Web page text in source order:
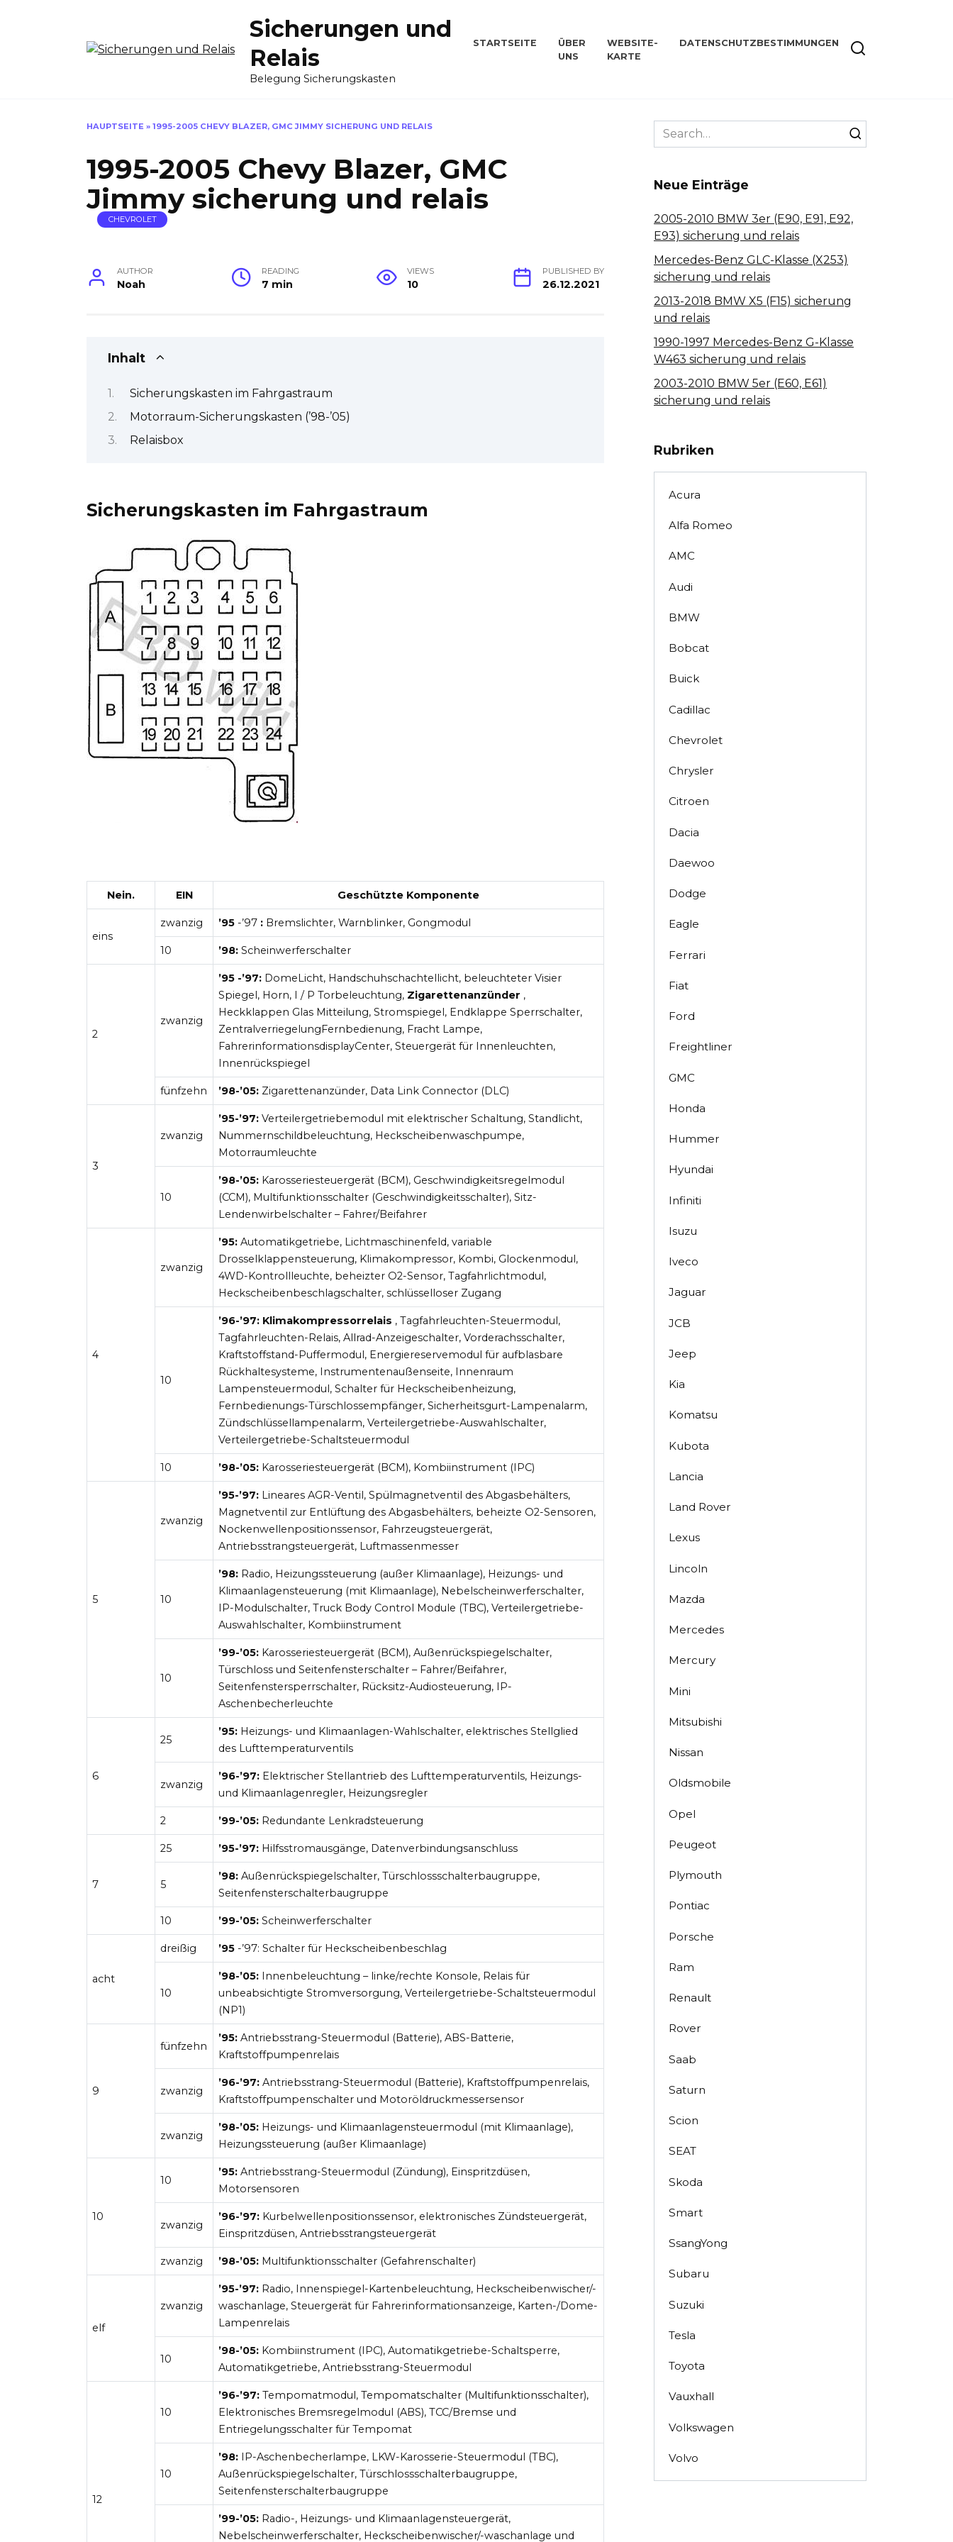
Sicherungen und
Relais
Belegung Sicherungskasten
STARTSEITE
ÜBER
UNS
WEBSITE-
KARTE
DATENSCHUTZBESTIMMUNGEN
HAUPTSEITE » 1995-2005 CHEVY BLAZER, GMC JIMMY SICHERUNG UND RELAIS
1995-2005 Chevy Blazer, GMC
Jimmy sicherung und relais
CHEVROLET
AUTHOR
Noah
READING
7 min
VIEWS
10
PUBLISHED BY
26.12.2021
Inhalt
Sicherungskasten im Fahrgastraum
Motorraum-Sicherungskasten (’98-’05)
Relaisbox
Sicherungskasten im Fahrgastraum
Nein. EIN Geschützte Komponente
eins
zwanzig ’95 -’97 : Bremslichter, Warnblinker, Gongmodul
10 ’98: Scheinwerferschalter
2
zwanzig
’95 -’97: DomeLicht, Handschuhschachtellicht, beleuchteter Visier
Spiegel, Horn, I / P Torbeleuchtung, Zigarettenanzünder ,
Heckklappen Glas Mitteilung, Stromspiegel, Endklappe Sperrschalter,
ZentralverriegelungFernbedienung, Fracht Lampe,
FahrerinformationsdisplayCenter, Steuergerät für Innenleuchten,
Innenrückspiegel
fünfzehn ’98-’05: Zigarettenanzünder, Data Link Connector (DLC)
3
zwanzig
’95-’97: Verteilergetriebemodul mit elektrischer Schaltung, Standlicht,
Nummernschildbeleuchtung, Heckscheibenwaschpumpe,
Motorraumleuchte
10
’98-’05: Karosseriesteuergerät (BCM), Geschwindigkeitsregelmodul
(CCM), Multifunktionsschalter (Geschwindigkeitsschalter), Sitz-
Lendenwirbelschalter – Fahrer/Beifahrer
4
zwanzig
’95: Automatikgetriebe, Lichtmaschinenfeld, variable
Drosselklappensteuerung, Klimakompressor, Kombi, Glockenmodul,
4WD-Kontrollleuchte, beheizter O2-Sensor, Tagfahrlichtmodul,
Heckscheibenbeschlagschalter, schlüsselloser Zugang
10
’96-’97: Klimakompressorrelais , Tagfahrleuchten-Steuermodul,
Tagfahrleuchten-Relais, Allrad-Anzeigeschalter, Vorderachsschalter,
Kraftstoffstand-Puffermodul, Energiereservemodul für aufblasbare
Rückhaltesysteme, Instrumentenaußenseite, Innenraum
Lampensteuermodul, Schalter für Heckscheibenheizung,
Fernbedienungs-Türschlossempfänger, Sicherheitsgurt-Lampenalarm,
Zündschlüssellampenalarm, Verteilergetriebe-Auswahlschalter,
Verteilergetriebe-Schaltsteuermodul
10 ’98-’05: Karosseriesteuergerät (BCM), Kombiinstrument (IPC)
5
zwanzig
’95-’97: Lineares AGR-Ventil, Spülmagnetventil des Abgasbehälters,
Magnetventil zur Entlüftung des Abgasbehälters, beheizte O2-Sensoren,
Nockenwellenpositionssensor, Fahrzeugsteuergerät,
Antriebsstrangsteuergerät, Luftmassenmesser
10
’98: Radio, Heizungssteuerung (außer Klimaanlage), Heizungs- und
Klimaanlagensteuerung (mit Klimaanlage), Nebelscheinwerferschalter,
IP-Modulschalter, Truck Body Control Module (TBC), Verteilergetriebe-
Auswahlschalter, Kombiinstrument
10
’99-’05: Karosseriesteuergerät (BCM), Außenrückspiegelschalter,
Türschloss und Seitenfensterschalter – Fahrer/Beifahrer,
Seitenfenstersperrschalter, Rücksitz-Audiosteuerung, IP-
Aschenbecherleuchte
6
25
’95: Heizungs- und Klimaanlagen-Wahlschalter, elektrisches Stellglied
des Lufttemperaturventils
zwanzig
’96-’97: Elektrischer Stellantrieb des Lufttemperaturventils, Heizungs-
und Klimaanlagenregler, Heizungsregler
2 ’99-’05: Redundante Lenkradsteuerung
7
25 ’95-’97: Hilfsstromausgänge, Datenverbindungsanschluss
5
’98: Außenrückspiegelschalter, Türschlossschalterbaugruppe,
Seitenfensterschalterbaugruppe
10 ’99-’05: Scheinwerferschalter
acht
dreißig ’95 -’97: Schalter für Heckscheibenbeschlag
10
’98-’05: Innenbeleuchtung – linke/rechte Konsole, Relais für
unbeabsichtigte Stromversorgung, Verteilergetriebe-Schaltsteuermodul
(NP1)
9
fünfzehn
’95: Antriebsstrang-Steuermodul (Batterie), ABS-Batterie,
Kraftstoffpumpenrelais
zwanzig
’96-’97: Antriebsstrang-Steuermodul (Batterie), Kraftstoffpumpenrelais,
Kraftstoffpumpenschalter und Motoröldruckmessersensor
zwanzig
’98-’05: Heizungs- und Klimaanlagensteuermodul (mit Klimaanlage),
Heizungssteuerung (außer Klimaanlage)
10
10
’95: Antriebsstrang-Steuermodul (Zündung), Einspritzdüsen,
Motorsensoren
zwanzig
’96-’97: Kurbelwellenpositionssensor, elektronisches Zündsteuergerät,
Einspritzdüsen, Antriebsstrangsteuergerät
zwanzig ’98-’05: Multifunktionsschalter (Gefahrenschalter)
elf
zwanzig
’95-’97: Radio, Innenspiegel-Kartenbeleuchtung, Heckscheibenwischer/-
waschanlage, Steuergerät für Fahrerinformationsanzeige, Karten-/Dome-
Lampenrelais
10
’98-’05: Kombiinstrument (IPC), Automatikgetriebe-Schaltsperre,
Automatikgetriebe, Antriebsstrang-Steuermodul
12
10
’96-’97: Tempomatmodul, Tempomatschalter (Multifunktionsschalter),
Elektronisches Bremsregelmodul (ABS), TCC/Bremse und
Entriegelungsschalter für Tempomat
10
’98: IP-Aschenbecherlampe, LKW-Karosserie-Steuermodul (TBC),
Außenrückspiegelschalter, Türschlossschalterbaugruppe,
Seitenfensterschalterbaugruppe
’99-’05: Radio-, Heizungs- und Klimaanlagensteuergerät,
Nebelscheinwerferschalter, Heckscheibenwischer/-waschanlage und
Search
for:
Neue Einträge
2005-2010 BMW 3er (E90, E91, E92,
E93) sicherung und relais
Mercedes-Benz GLC-Klasse (X253)
sicherung und relais
2013-2018 BMW X5 (F15) sicherung
und relais
1990-1997 Mercedes-Benz G-Klasse
W463 sicherung und relais
2003-2010 BMW 5er (E60, E61)
sicherung und relais
Rubriken
Acura
Alfa Romeo
AMC
Audi
BMW
Bobcat
Buick
Cadillac
Chevrolet
Chrysler
Citroen
Dacia
Daewoo
Dodge
Eagle
Ferrari
Fiat
Ford
Freightliner
GMC
Honda
Hummer
Hyundai
Infiniti
Isuzu
Iveco
Jaguar
JCB
Jeep
Kia
Komatsu
Kubota
Lancia
Land Rover
Lexus
Lincoln
Mazda
Mercedes
Mercury
Mini
Mitsubishi
Nissan
Oldsmobile
Opel
Peugeot
Plymouth
Pontiac
Porsche
Ram
Renault
Rover
Saab
Saturn
Scion
SEAT
Skoda
Smart
SsangYong
Subaru
Suzuki
Tesla
Toyota
Vauxhall
Volkswagen
Volvo